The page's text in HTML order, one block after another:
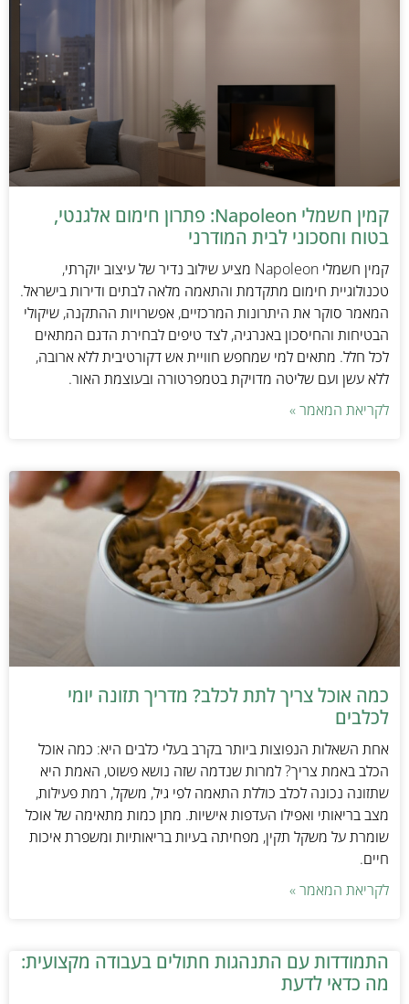
קמין חשמלי Napoleon: פתרון חימום אלגנטי,
בטוח וחסכוני לבית המודרני
קמין חשמלי Napoleon מציע שילוב נדיר של עיצוב יוקרתי,
טכנולוגיית חימום מתקדמת והתאמה מלאה לבתים ודירות בישראל.
המאמר סוקר את היתרונות המרכזיים, אפשרויות ההתקנה, שיקולי
הבטיחות והחיסכון באנרגיה, לצד טיפים לבחירת הדגם המתאים
לכל חלל. מתאים למי שמחפש חוויית אש דקורטיבית ללא ארובה,
ללא עשן ועם שליטה מדויקת בטמפרטורה ובעוצמת האור.
לקריאת המאמר »
כמה אוכל צריך לתת לכלב? מדריך תזונה יומי
לכלבים
אחת השאלות הנפוצות ביותר בקרב בעלי כלבים היא: כמה אוכל
הכלב באמת צריך? למרות שנדמה שזה נושא פשוט, האמת היא
שתזונה נכונה לכלב כוללת התאמה לפי גיל, משקל, רמת פעילות,
מצב בריאותי ואפילו העדפות אישיות. מתן כמות מתאימה של אוכל
שומרת על משקל תקין, מפחיתה בעיות בריאותיות ומשפרת איכות
חיים.
לקריאת המאמר »
התמודדות עם התנהגות חתולים בעבודה מקצועית:
מה כדאי לדעת